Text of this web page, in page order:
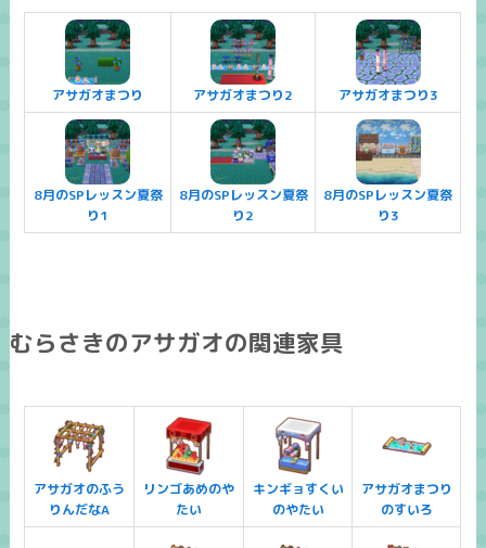
アサガオまつり アサガオまつり2 アサガオまつり3
8月のSPレッスン夏祭
り1
8月のSPレッスン夏祭
り2
8月のSPレッスン夏祭
り3
むらさきのアサガオの関連家具
アサガオのふう
りんだなA
リンゴあめのや
たい
キンギョすくい
のやたい
アサガオまつり
のすいろ